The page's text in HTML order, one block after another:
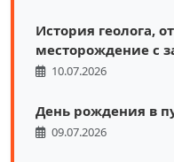
История геолога,
месторождение с
10.07.2026
День рождения в
09.07.2026